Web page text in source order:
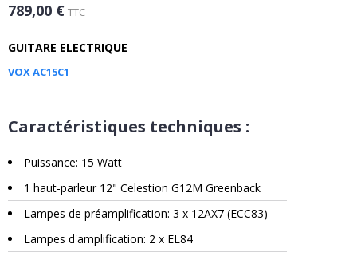
789,00 € TTC
GUITARE ELECTRIQUE
VOX AC15C1
Caractéristiques techniques :
Puissance: 15 Watt
1 haut-parleur 12" Celestion G12M Greenback
Lampes de préamplification: 3 x 12AX7 (ECC83)
Lampes d'amplification: 2 x EL84